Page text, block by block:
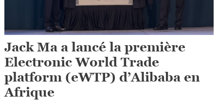
Jack Ma a lancé la première
Electronic World Trade
platform (eWTP) d’Alibaba en
Afrique